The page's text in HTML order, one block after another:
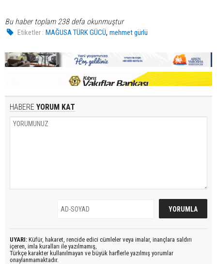
Bu haber toplam 238 defa okunmuştur
Etiketler : MAĞUSA TÜRK GÜCÜ,mehmet gürlü
HABERE YORUM KAT
UYARI: Küfür, hakaret, rencide edici cümleler veya imalar, inançlara saldırı
içeren, imla kuralları ile yazılmamış,
Türkçe karakter kullanılmayan ve büyük harflerle yazılmış yorumlar
onaylanmamaktadır.